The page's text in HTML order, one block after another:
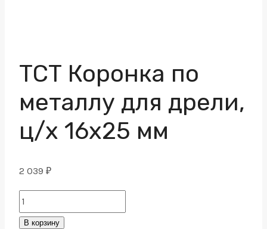
ТСТ Коронка по
металлу для дрели,
ц/х 16х25 мм
2 039 ₽
ТСТ
Коронка
В корзину